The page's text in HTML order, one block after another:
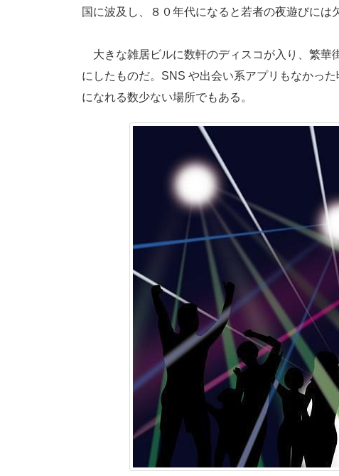
国に波及し、８０年代になると若者の夜遊びには
大きな雑居ビルに数軒のディスコが入り、繁華
にしたものだ。SNS や出会い系アプリもなかっ
になれる数少ない場所でもある。